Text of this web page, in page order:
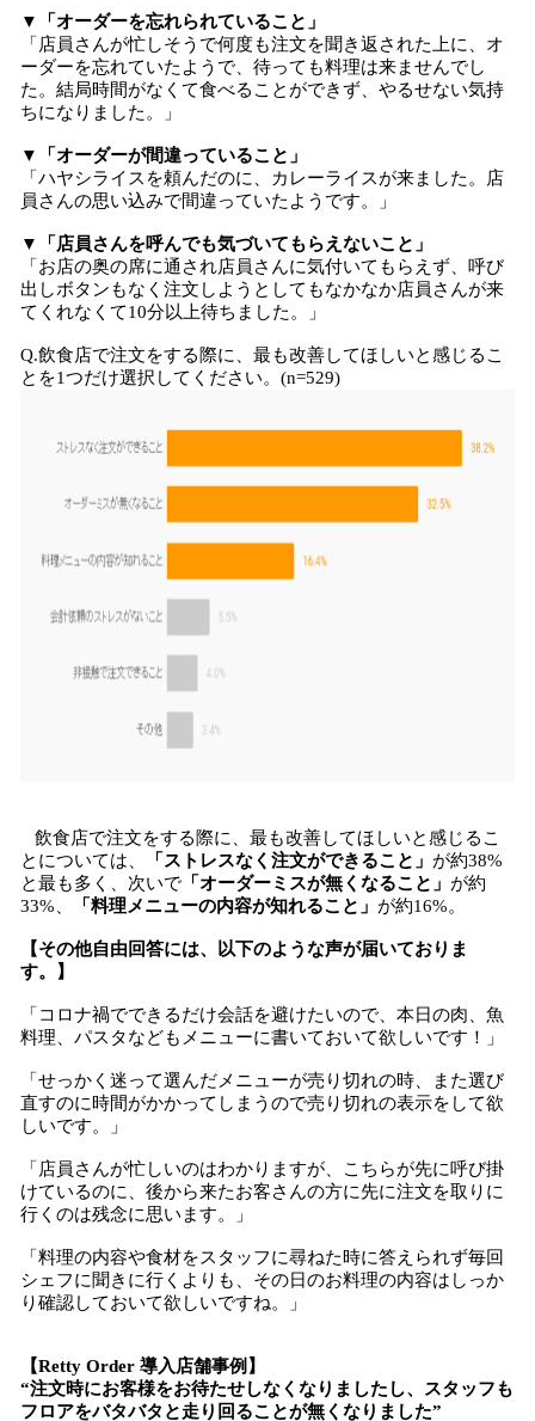
▼「オーダーを忘れられていること」
「店員さんが忙しそうで何度も注文を聞き返された上に、オ
ーダーを忘れていたようで、待っても料理は来ませんでし
た。結局時間がなくて食べることができず、やるせない気持
ちになりました。」
▼「オーダーが間違っていること」
「ハヤシライスを頼んだのに、カレーライスが来ました。店
員さんの思い込みで間違っていたようです。」
▼「店員さんを呼んでも気づいてもらえないこと」
「お店の奥の席に通され店員さんに気付いてもらえず、呼び
出しボタンもなく注文しようとしてもなかなか店員さんが来
てくれなくて10分以上待ちました。」
Q.飲食店で注文をする際に、最も改善してほしいと感じるこ
とを1つだけ選択してください。(n=529)
飲食店で注文をする際に、最も改善してほしいと感じるこ
とについては、
「ストレスなく注文ができること」 が約38%
と最も多く、次いで 「オーダーミスが無くなること」 が約
33%、
「料理メニューの内容が知れること」 が約16%。
【その他自由回答には、以下のような声が届いておりま
す。】
「コロナ禍でできるだけ会話を避けたいので、本日の肉、魚
料理、パスタなどもメニューに書いておいて欲しいです！」
「せっかく迷って選んだメニューが売り切れの時、また選び
直すのに時間がかかってしまうので売り切れの表示をして欲
しいです。」
「店員さんが忙しいのはわかりますが、こちらが先に呼び掛
けているのに、後から来たお客さんの方に先に注文を取りに
行くのは残念に思います。」
「料理の内容や食材をスタッフに尋ねた時に答えられず毎回
シェフに聞きに行くよりも、その日のお料理の内容はしっか
り確認しておいて欲しいですね。」
【Retty Order 導入店舗事例】
“注文時にお客様をお待たせしなくなりましたし、スタッフも
フロアをバタバタと走り回ることが無くなりました”